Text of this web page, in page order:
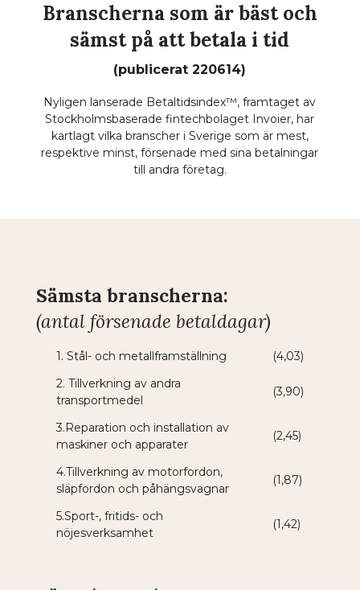
Branscherna som är bäst och
sämst på att betala i tid
(publicerat 220614)
Nyligen lanserade Betaltidsindex™, framtaget av
Stockholmsbaserade fintechbolaget Invoier, har
kartlagt vilka branscher i Sverige som är mest,
respektive minst, försenade med sina betalningar
till andra företag.
Sämsta branscherna:
(antal försenade betaldagar)
1. Stål- och metallframställning
(4,03)
2. Tillverkning av andra
transportmedel
(3,90)
3.Reparation och installation av
maskiner och apparater
(2,45)
4.Tillverkning av motorfordon,
släpfordon och påhängsvagnar
(1,87)
5.Sport-, fritids- och
nöjesverksamhet
(1,42)